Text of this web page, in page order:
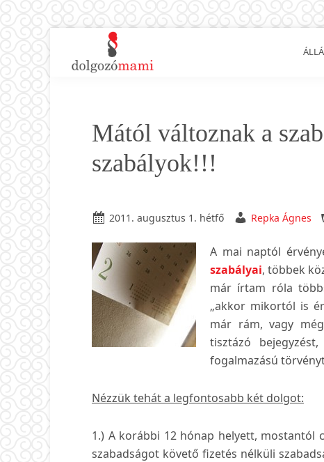
elsődleges
main
elsődleges
lábléchezDolgozó
álláskeresési
kismamáknak,
Mától változnak a
szabályok!!!
2011. augusztus 1. hétfő Repka Ágnes
A mai naptól
szabályai, többek
már írtam róla
„akkor mikortól is
már rám, vagy
tisztázó
fogalmazású
Nézzük tehát a legfontosabb két dolgot:
1.) A korábbi 12 hónap helyett, mostantól
szabadságot követő fizetés nélküli